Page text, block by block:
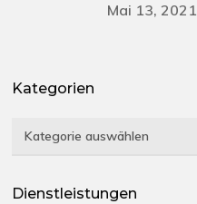
Mai 13, 2021
Kategorien
Kategorien
Dienstleistungen